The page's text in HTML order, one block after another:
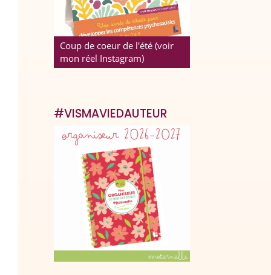
Coup de coeur de l'été (voir
mon réel Instagram)
#VISMAVIEDAUTEUR